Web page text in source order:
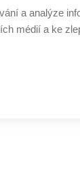
a analýze
médií a ke
kotle